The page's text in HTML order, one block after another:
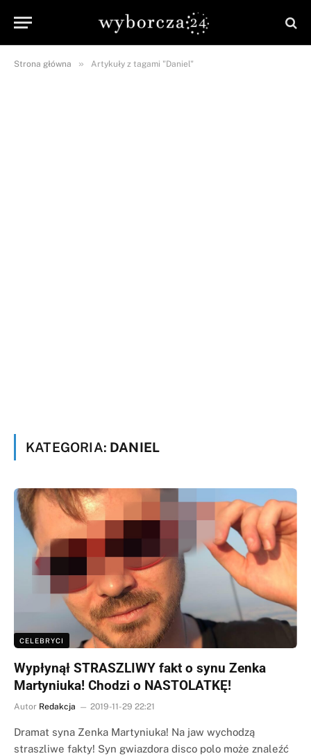
Strona główna » Artykuły z tagami "Daniel"
KATEGORIA: DANIEL
CELEBRYCI
Wypłynął STRASZLIWY fakt o synu Zenka
Martyniuka! Chodzi o NASTOLATKĘ!
Autor Redakcja 2019-11-29 22:21
Dramat syna Zenka Martyniuka! Na jaw wychodzą
straszliwe fakty! Syn gwiazdora disco polo może znaleźć